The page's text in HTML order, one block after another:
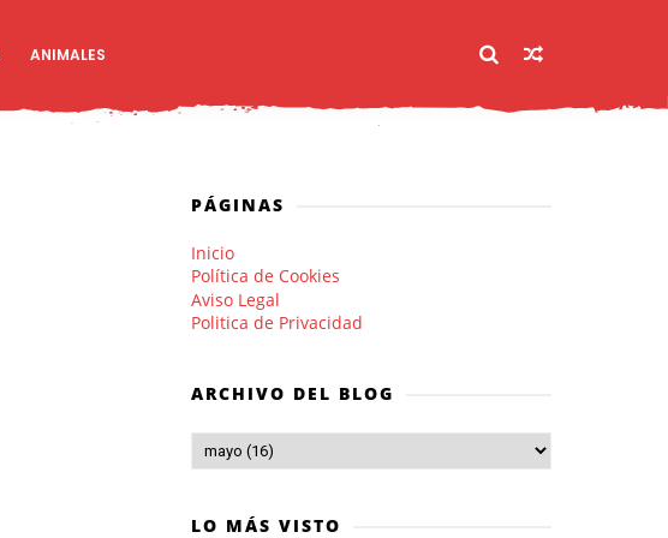
ANIMALES
PÁGINAS
Inicio
Política de Cookies
Aviso Legal
Politica de Privacidad
ARCHIVO DEL BLOG
LO MÁS VISTO